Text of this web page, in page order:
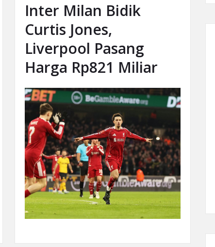
Inter Milan Bidik
Curtis Jones,
Liverpool Pasang
Harga Rp821 Miliar